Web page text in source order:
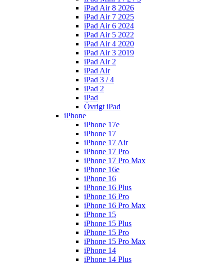
iPad Air 8 2026
iPad Air 7 2025
iPad Air 6 2024
iPad Air 5 2022
iPad Air 4 2020
iPad Air 3 2019
iPad Air 2
iPad Air
iPad 3 / 4
iPad 2
iPad
Övrigt iPad
iPhone
iPhone 17e
iPhone 17
iPhone 17 Air
iPhone 17 Pro
iPhone 17 Pro Max
iPhone 16e
iPhone 16
iPhone 16 Plus
iPhone 16 Pro
iPhone 16 Pro Max
iPhone 15
iPhone 15 Plus
iPhone 15 Pro
iPhone 15 Pro Max
iPhone 14
iPhone 14 Plus